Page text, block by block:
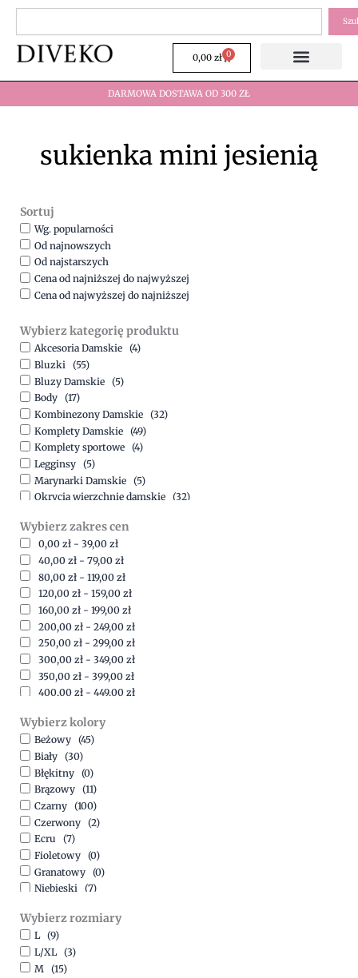
Przejdź
treści
0,00 zł 0
Wózek
DARMOWA DOSTAWA OD 300 ZŁ
sukienka mini jesienią
Sortuj
Wg. popularności
Od najnowszych
Od najstarszych
Cena od najniższej do najwyższej
Cena od najwyższej do najniższej
Wybierz kategorię produktu
Akcesoria Damskie (4)
Bluzki (55)
Bluzy Damskie (5)
Body (17)
Kombinezony Damskie (32)
Komplety Damskie (49)
Komplety sportowe (4)
Legginsy (5)
Marynarki Damskie (5)
Okrycia wierzchnie damskie (32)
Spodnie (15)
Sukienki (41)
Swetry Damskie (19)
Szorty (7)
Wybierz zakres cen
0,00 zł - 39,00 zł
40,00 zł - 79,00 zł
80,00 zł - 119,00 zł
120,00 zł - 159,00 zł
160,00 zł - 199,00 zł
200,00 zł - 249,00 zł
250,00 zł - 299,00 zł
300,00 zł - 349,00 zł
350,00 zł - 399,00 zł
400,00 zł - 449,00 zł
500,00zł-1500,00
Wybierz kolory
Beżowy (45)
Biały (30)
Błękitny (0)
Brązowy (11)
Czarny (100)
Czerwony (2)
Ecru
(7)
Fioletowy (0)
Granatowy (0)
Niebieski (7)
Pomarańczowy
(2)
Różowy
Srebrny
Szary
Wybierz rozmiary
L (9)
L/XL (3)
M (15)